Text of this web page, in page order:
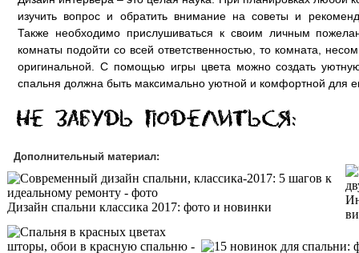
изучить вопрос и обратить внимание на советы и
Также необходимо прислушиваться к своим личным
комнаты подойти со всей ответственностью, то комната,
оригинальной. С помощью игры цвета можно создать
спальня должна быть максимально уютной и комфортной для
Дополнительный материал:
Дизайн спальни классика 2017: фото и новинки